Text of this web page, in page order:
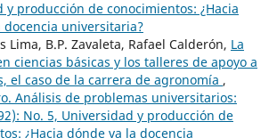
y producción de conocimientos: ¿Hacia
docencia universitaria?
Lima, B.P. Zavaleta, Rafael Calderón, La
ciencias básicas y los talleres de apoyo a
el caso de la carrera de agronomía ,
Análisis de problemas universitarios:
No. 5, Universidad y producción de
¿Hacia dónde va la docencia